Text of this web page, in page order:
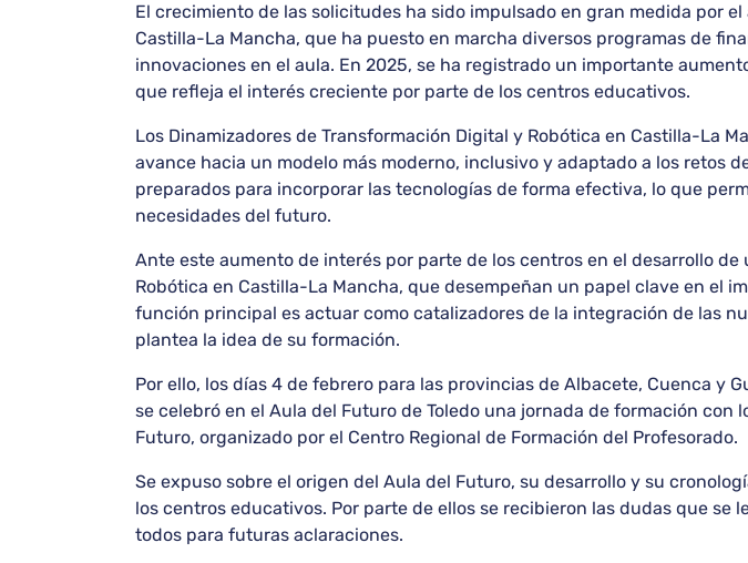
El crecimiento de las solicitudes ha sido impulsado en gran medida por
Castilla-La Mancha, que ha puesto en marcha diversos programas de
innovaciones en el aula. En 2025, se ha registrado un importante
que refleja el interés creciente por parte de los centros educativos.
Los Dinamizadores de Transformación Digital y Robótica en Castilla-La
avance hacia un modelo más moderno, inclusivo y adaptado a los retos
preparados para incorporar las tecnologías de forma efectiva, lo que
necesidades del futuro.
Ante este aumento de interés por parte de los centros en el desarrollo
Robótica en Castilla-La Mancha, que desempeñan un papel clave en el
función principal es actuar como catalizadores de la integración de las
plantea la idea de su formación.
Por ello, los días 4 de febrero para las provincias de Albacete, Cuenca y
se celebró en el Aula del Futuro de Toledo una jornada de formación
Futuro, organizado por el Centro Regional de Formación del Profesorado.
Se expuso sobre el origen del Aula del Futuro, su desarrollo y su
los centros educativos. Por parte de ellos se recibieron las dudas que se
todos para futuras aclaraciones.